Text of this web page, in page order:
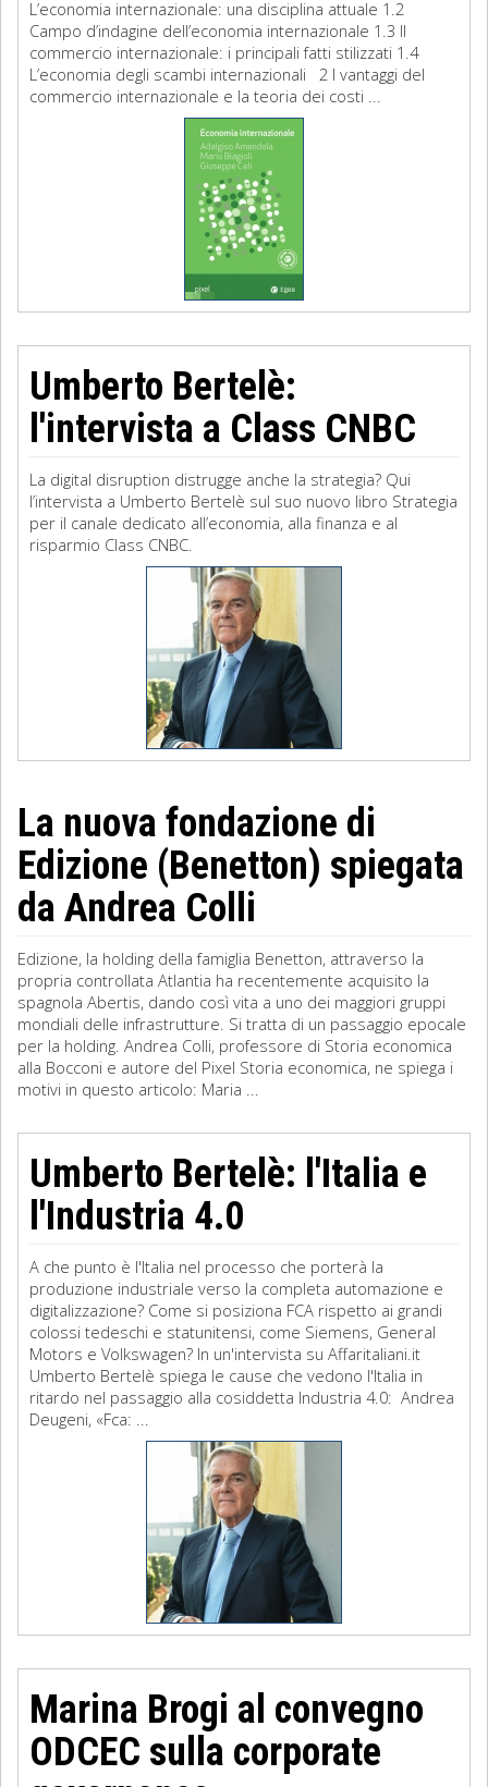
L’economia internazionale: una disciplina attuale 1.2
Campo d’indagine dell’economia internazionale 1.3 Il
commercio internazionale: i principali fatti stilizzati 1.4
L’economia degli scambi internazionali 2 I vantaggi del
commercio internazionale e la teoria dei costi ...
Umberto Bertelè:
l'intervista a Class CNBC
La digital disruption distrugge anche la strategia? Qui
l’intervista a Umberto Bertelè sul suo nuovo libro Strategia
per il canale dedicato all’economia, alla finanza e al
risparmio Class CNBC.
La nuova fondazione di
Edizione (Benetton) spiegata
da Andrea Colli
Edizione, la holding della famiglia Benetton, attraverso la
propria controllata Atlantia ha recentemente acquisito la
spagnola Abertis, dando così vita a uno dei maggiori gruppi
mondiali delle infrastrutture. Si tratta di un passaggio epocale
per la holding. Andrea Colli, professore di Storia economica
alla Bocconi e autore del Pixel Storia economica, ne spiega i
motivi in questo articolo: Maria ...
Umberto Bertelè: l'Italia e
l'Industria 4.0
A che punto è l'Italia nel processo che porterà la
produzione industriale verso la completa automazione e
digitalizzazione? Come si posiziona FCA rispetto ai grandi
colossi tedeschi e statunitensi, come Siemens, General
Motors e Volkswagen? In un'intervista su Affaritaliani.it
Umberto Bertelè spiega le cause che vedono l'Italia in
ritardo nel passaggio alla cosiddetta Industria 4.0: Andrea
Deugeni, «Fca: ...
Marina Brogi al convegno
ODCEC sulla corporate